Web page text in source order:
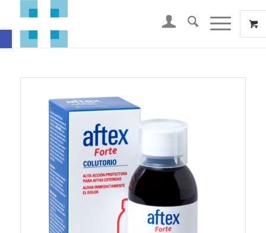
Abrir barra de herramientas